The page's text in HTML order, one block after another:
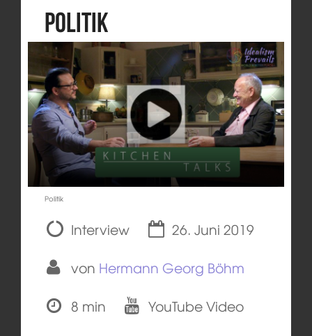
Politik
Politik
Interview
26. Juni 2019
von Hermann Georg Böhm
8 min
YouTube Video